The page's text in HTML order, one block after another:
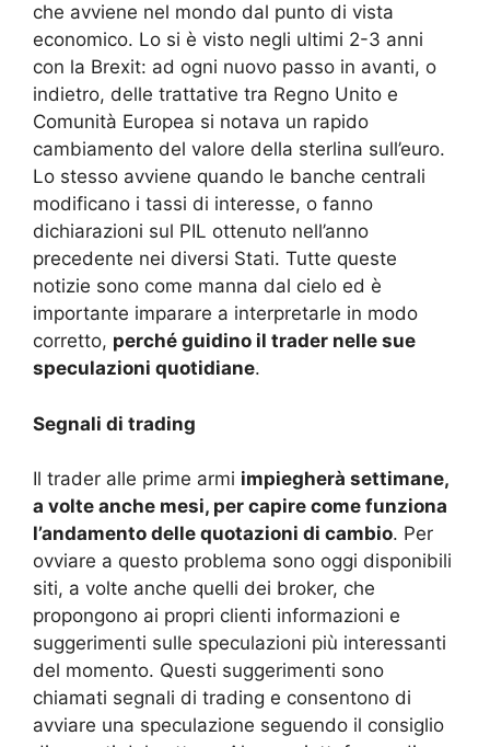
che avviene nel mondo dal punto di vista
economico. Lo si è visto negli ultimi 2-3 anni
con la Brexit: ad ogni nuovo passo in avanti, o
indietro, delle trattative tra Regno Unito e
Comunità Europea si notava un rapido
cambiamento del valore della sterlina sull’euro.
Lo stesso avviene quando le banche centrali
modificano i tassi di interesse, o fanno
dichiarazioni sul PIL ottenuto nell’anno
precedente nei diversi Stati. Tutte queste
notizie sono come manna dal cielo ed è
importante imparare a interpretarle in modo
corretto, perché guidino il trader nelle sue
speculazioni quotidiane.
Segnali di trading
Il trader alle prime armi impiegherà settimane,
a volte anche mesi, per capire come funziona
l’andamento delle quotazioni di cambio. Per
ovviare a questo problema sono oggi disponibili
siti, a volte anche quelli dei broker, che
propongono ai propri clienti informazioni e
suggerimenti sulle speculazioni più interessanti
del momento. Questi suggerimenti sono
chiamati segnali di trading e consentono di
avviare una speculazione seguendo il consiglio